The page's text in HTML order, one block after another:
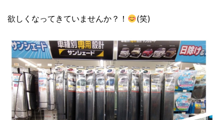
欲しくなってきていませんか？！ (笑)